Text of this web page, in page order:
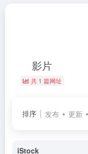
影片
共 1 篇网址
排序 发布 更新
iStock